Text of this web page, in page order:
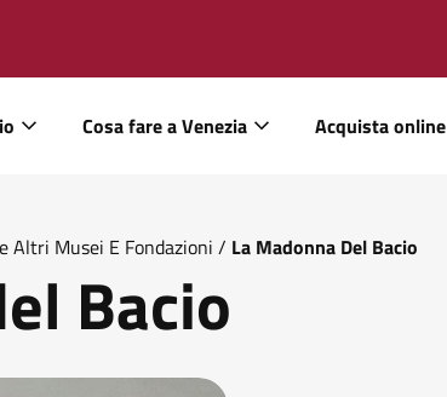
Cosa fare a Venezia Acquista online
Altri Musei E Fondazioni / La Madonna Del Bacio
Bacio